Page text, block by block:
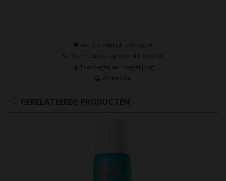
Aan verlanglijst toevoegen
Neem contact op over dit product
Toevoegen aan vergelijking
Afdrukken
GERELATEERDE PRODUCTEN